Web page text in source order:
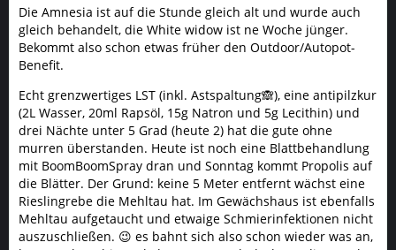
Die Amnesia ist auf die Stunde gleich alt und wurde auch
gleich behandelt, die White widow ist ne Woche jünger.
Bekommt also schon etwas früher den Outdoor/Autopot-
Benefit.
Echt grenzwertiges LST (inkl. Astspaltung🙈), eine antipilzkur
(2L Wasser, 20ml Rapsöl, 15g Natron und 5g Lecithin) und
drei Nächte unter 5 Grad (heute 2) hat die gute ohne
murren überstanden. Heute ist noch eine Blattbehandlung
mit BoomBoomSpray dran und Sonntag kommt Propolis auf
die Blätter. Der Grund: keine 5 Meter entfernt wächst eine
Rieslingrebe die Mehltau hat. Im Gewächshaus ist ebenfalls
Mehltau aufgetaucht und etwaige Schmierinfektionen nicht
auszuschließen. 😉 es bahnt sich also schon wieder was an,